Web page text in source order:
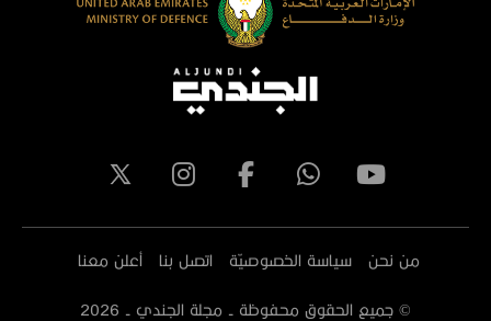
من نحن سياسة الخصوصيّة اتصل بنا أعلن معنا
© جميع الحقوق محفوظة - مجلة الجندي - 2026